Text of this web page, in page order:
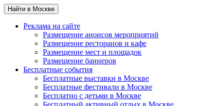
Найти в Москве
Реклама на сайте
Размещение анонсов мероприятий
Размещение ресторанов и кафе
Размещение мест и площадок
Размещение баннеров
Бесплатные события
Бесплатные выставки в Москве
Бесплатные фестивали в Москве
Бесплатно с детьми в Москве
Бесплатный активный отдых в Москве